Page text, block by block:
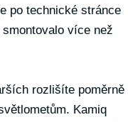
po technické stránce
více než
rozlišíte poměrně
Kamiq